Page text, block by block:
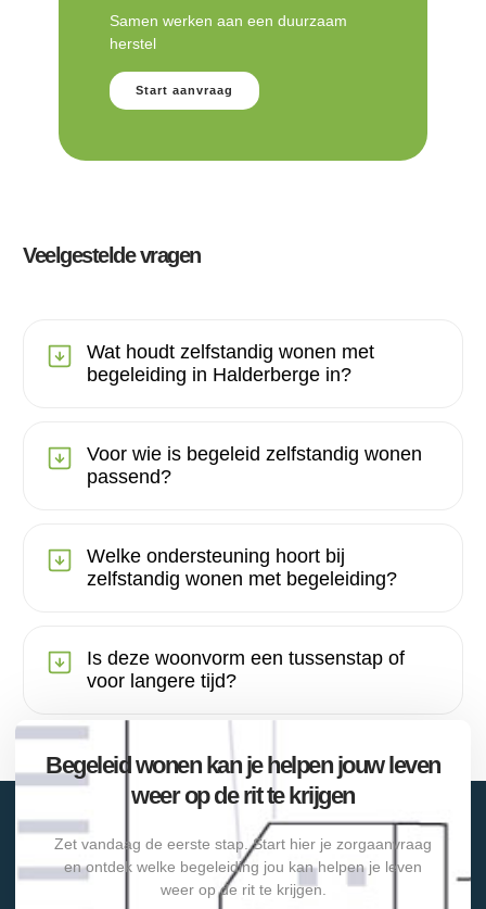
Samen werken aan een duurzaam
herstel
Start aanvraag
Veelgestelde vragen
Wat houdt zelfstandig wonen met
begeleiding in Halderberge in?
Voor wie is begeleid zelfstandig wonen
passend?
Welke ondersteuning hoort bij
zelfstandig wonen met begeleiding?
Is deze woonvorm een tussenstap of
voor langere tijd?
Begeleid wonen kan je helpen jouw leven
weer op de rit te krijgen
Zet vandaag de eerste stap. Start hier je zorgaanvraag
en ontdek welke begeleiding jou kan helpen je leven
weer op de rit te krijgen.